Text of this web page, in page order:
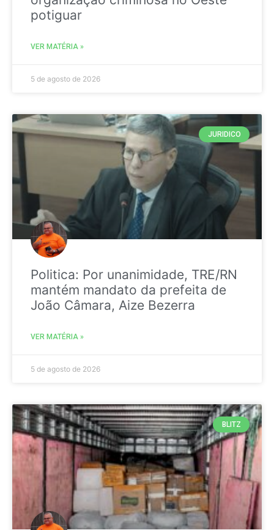
potiguar
VER MATÉRIA »
5 de agosto de 2026
JURIDICO
Politica: Por unanimidade, TRE/RN
mantém mandato da prefeita de
João Câmara, Aize Bezerra
VER MATÉRIA »
5 de agosto de 2026
BLITZ